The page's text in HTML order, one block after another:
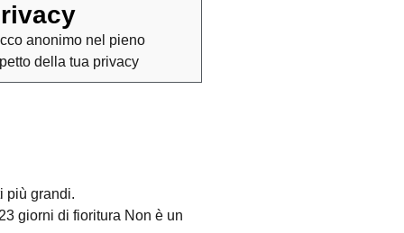
anonimo nel pieno
della tua privacy
più grandi.
giorni di fioritura Non è un